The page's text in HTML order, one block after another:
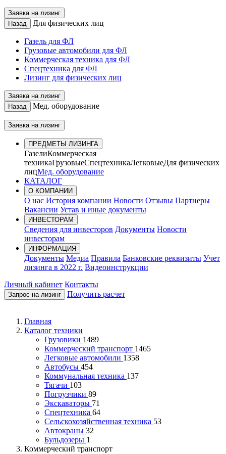
Заявка на лизинг
Назад
Для физических лиц
Газель для ФЛ
Грузовые автомобили для ФЛ
Коммерческая техника для ФЛ
Спецтехника для ФЛ
Лизинг для физических лиц
Заявка на лизинг
Назад
Мед. оборудование
Заявка на лизинг
ПРЕДМЕТЫ ЛИЗИНГА
ГазелиКоммерческая
техникаГрузовыеСпецтехникаЛегковыеДля физических
лицМед. оборудование
КАТАЛОГ
О КОМПАНИИ
О нас История компании Новости Отзывы Партнеры
Вакансии Устав и иные документы
ИНВЕСТОРАМ
Сведения для инвесторов Документы Новости
инвесторам
ИНФОРМАЦИЯ
Документы Медиа Правила Банковские реквизиты Учет
лизинга в 2022 г. Видеоинструкции
Личный кабинет Контакты
Запрос на лизинг Получить расчет
Главная
Каталог техники
Грузовики 1489
Коммерческий транспорт 1465
Легковые автомобили 1358
Автобусы 454
Коммунальная техника 137
Тягачи 103
Погрузчики 89
Экскаваторы 71
Спецтехника 64
Сельскохозяйственная техника 53
Автокраны 32
Бульдозеры 1
Коммерческий транспорт